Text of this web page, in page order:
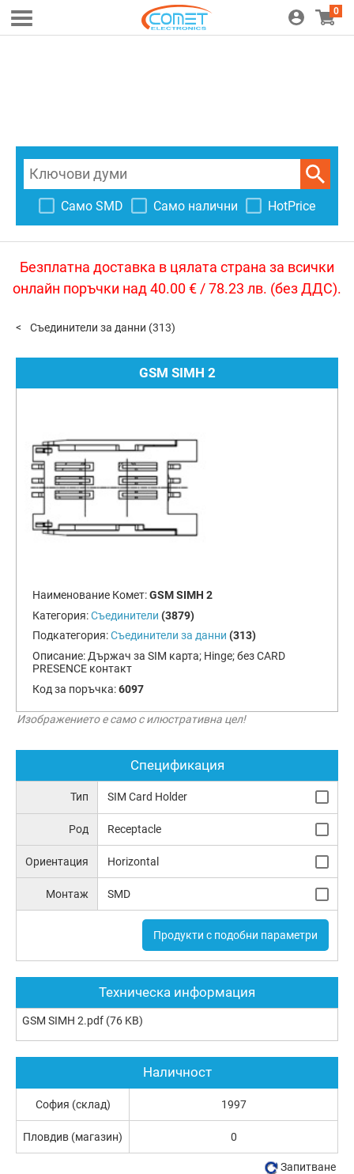
0
Само SMD Само налични HotPrice
Безплатна доставка в цялата страна за всички
онлайн поръчки над 40.00 € / 78.23 лв. (без ДДС).
Съединители за данни (313)
GSM SIMH 2
Наименование Комет:GSM SIMH 2
Категория:Съединители (3879)
Подкатегория:Съединители за данни (313)
Описание: Държач за SIM карта; Hinge; без CARD
PRESENCE контакт
Код за поръчка:6097
Изображението е само с илюстративна цел!
Спецификация
Тип SIM Card Holder
Род Receptacle
Ориентация Horizontal
Монтаж SMD
Продукти с подобни параметри
Техническа информация
GSM SIMH 2.pdf (76 KB)
Наличност
София (склад) 1997
Пловдив (магазин) 0
Запитване